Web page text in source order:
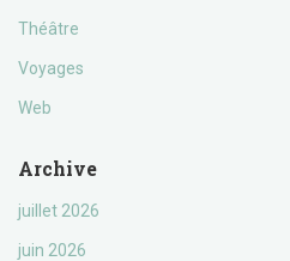
Théâtre
Voyages
Web
Archive
juillet 2026
juin 2026